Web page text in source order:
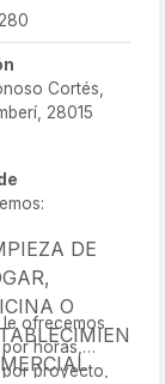
Cortés,
28015
DE
O
le ofrecemos
horas,
proyecto,